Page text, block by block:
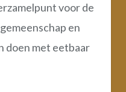
voor de
en
doen met eetbaar